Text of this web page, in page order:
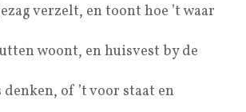
verzelt, en toont hoe ’t waar
woont, en huisvest by de
of ’t voor staat en